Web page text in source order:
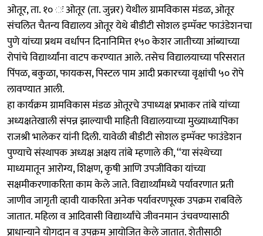
ओतूर, ता. १० ः ओतूर (ता. जुन्नर) येथील ग्रामविकास मंडळ, ओतूर
संचलित चैतन्य विद्यालय ओतूर येथे बीडीटी सोशल इम्पॅक्ट फाउंडेशनचा
पुणे यांच्या प्रथम वर्धापन दिनानिमित्त १५० केशर जातीच्या आंब्याच्या
रोपांचे विद्यार्थ्यांना वाटप करण्यात आले. तसेच विद्यालयाच्या परिसरात
पिंपळ, बकुळा, फायकस, पिस्टल पाम आदी प्रकारच्या वृक्षांची ५० रोपे
लावण्यात आली.
हा कार्यक्रम ग्रामविकास मंडळ ओतूरचे उपाध्यक्ष प्रभाकर तांबे यांच्या
अध्यक्षतेखाली संपन्न झाल्याची माहिती विद्यालयाच्या मुख्याध्यापिका
राजश्री भालेकर यांनी दिली. यावेळी बीडीटी सोशल इम्पॅक्ट फाउंडेशन
पुण्याचे संस्थापक अध्यक्ष अक्षय तांबे म्हणाले की, ‘‘या संस्थेच्या
माध्यमातून आरोग्य, शिक्षण, कृषी आणि उपजीविका यांच्या
सक्षमीकरणाकरिता काम केले जाते. विद्यार्थ्यांमध्ये पर्यावरणात प्रती
जाणीव जागृती व्हावी याकरिता अनेक पर्यावरणपूरक उपक्रम राबविले
जातात. महिला व आदिवासी विद्यार्थ्यांचे जीवनमान उंचवण्यासाठी
प्राधान्याने योगदान व उपक्रम आयोजित केले जातात. शेतीसाठी